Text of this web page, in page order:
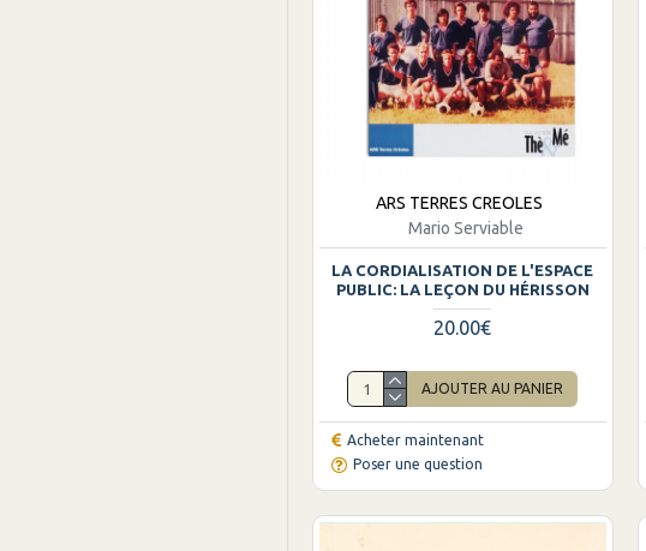
ARS TERRES CREOLES
Mario Serviable
LA CORDIALISATION DE L'ESPACE
PUBLIC: LA LEÇON DU HÉRISSON
20.00€
AJOUTER AU PANIER
Acheter maintenant
Poser une question